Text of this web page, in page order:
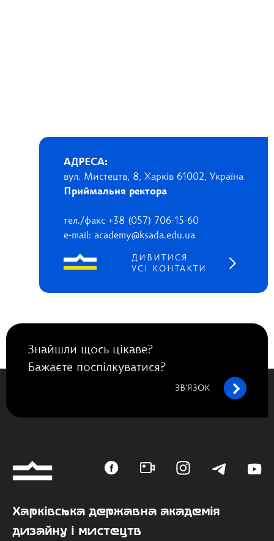
АДРЕСА:
вул. Мистецтв, 8, Харків 61002, Україна
Приймальня ректора
тел./факс +38 (057) 706-15-60
e-mail: academy@ksada.edu.ua
ДИВИТИСЯ
УСІ КОНТАКТИ
Знайшли щось цікаве?
Бажаєте поспілкуватися?
ЗВ’ЯЗОК
Харківська державна академія
дизайну і мистецтв